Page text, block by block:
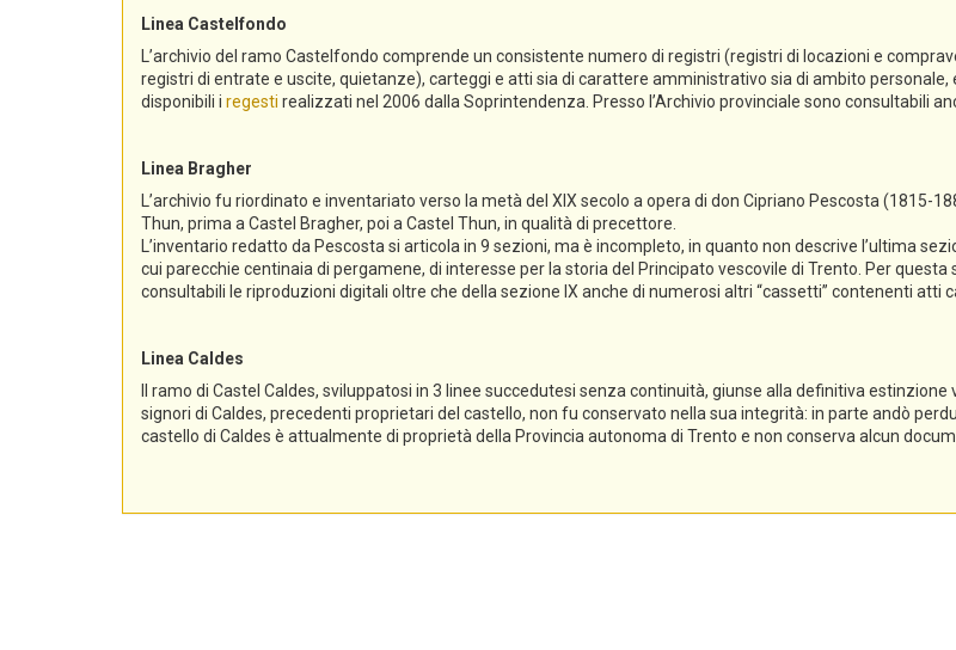
Linea Castelfondo
L’archivio del ramo Castelfondo comprende un consistente numero di registri (registri di locazioni e
registri di entrate e uscite, quietanze), carteggi e atti sia di carattere amministrativo sia di ambito
disponibili i regesti realizzati nel 2006 dalla Soprintendenza. Presso l’Archivio provinciale sono consultabili
Linea Bragher
L’archivio fu riordinato e inventariato verso la metà del XIX secolo a opera di don Cipriano Pescosta (1815-
Thun, prima a Castel Bragher, poi a Castel Thun, in qualità di precettore.
L’inventario redatto da Pescosta si articola in 9 sezioni, ma è incompleto, in quanto non descrive l’ultima
cui parecchie centinaia di pergamene, di interesse per la storia del Principato vescovile di Trento. Per
consultabili le riproduzioni digitali oltre che della sezione IX anche di numerosi altri “cassetti” contenenti atti
Linea Caldes
Il ramo di Castel Caldes, sviluppatosi in 3 linee succedutesi senza continuità, giunse alla definitiva
signori di Caldes, precedenti proprietari del castello, non fu conservato nella sua integrità: in parte andò
castello di Caldes è attualmente di proprietà della Provincia autonoma di Trento e non conserva alcun